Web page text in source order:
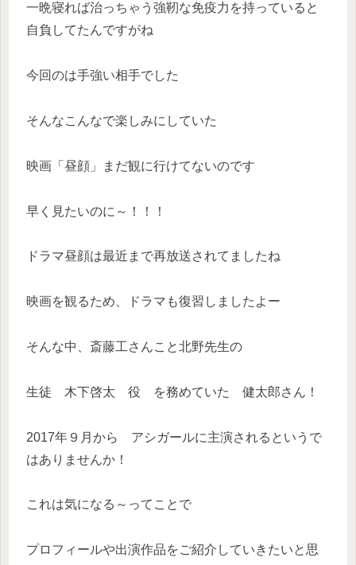
一晩寝れば治っちゃう強靭な免疫力を持っていると
自負してたんですがね
今回のは手強い相手でした
そんなこんなで楽しみにしていた
映画「昼顔」まだ観に行けてないのです
早く見たいのに～！！！
ドラマ昼顔は最近まで再放送されてましたね
映画を観るため、ドラマも復習しましたよー
そんな中、斎藤工さんこと北野先生の
生徒 木下啓太 役 を務めていた 健太郎さん！
2017年９月から アシガールに主演されるというで
はありませんか！
これは気になる～ってことで
プロフィールや出演作品をご紹介していきたいと思